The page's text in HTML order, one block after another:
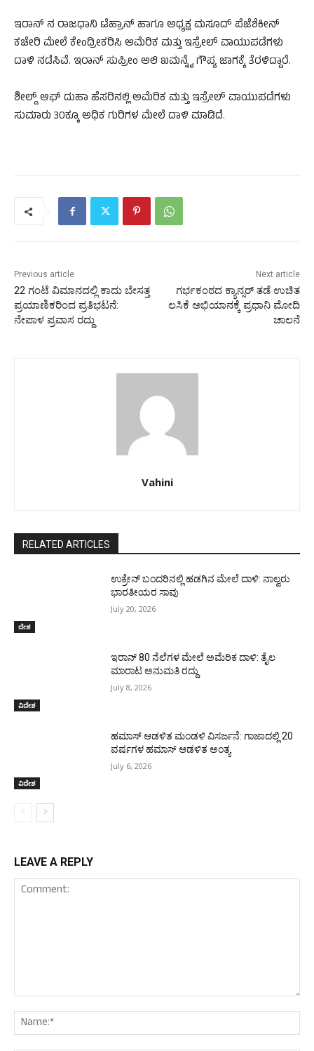
ಇರಾನ್‌ ನ ರಾಜಧಾನಿ ಟೆಹ್ರಾನ್‌ ಹಾಗೂ ಅಧ್ಯಕ್ಷ ಮಸೂದ್‌ ಪೆಜೆಶೆಕೀನ್‌
ಕಚೇರಿ ಮೇಲೆ ಕೇಂದ್ರೀಕರಿಸಿ ಅಮೆರಿಕ ಮತ್ತು ಇಸ್ರೇಲ್ ವಾಯುಪಡೆಗಳು
ದಾಳಿ ನಡೆಸಿವೆ. ಇರಾನ್‌ ಸುಪ್ರೀಂ ಅಲಿ ಖಮನ್ನೈ ಗೌಪ್ಯ ಜಾಗಕ್ಕೆ ತೆರಳಿದ್ದಾರೆ.
ಶೀಲ್ಡ್‌ ಆಫ್‌ ದುಹಾ ಹೆಸರಿನಲ್ಲಿ ಅಮೆರಿಕ ಮತ್ತು ಇಸ್ರೇಲ್‌ ವಾಯುಪಡೆಗಳು
ಸುಮಾರು 30ಕ್ಕೂ ಅಧಿಕ ಗುರಿಗಳ ಮೇಲೆ ದಾಳಿ ಮಾಡಿದೆ.
Previous article
22 ಗಂಟೆ ವಿಮಾನದಲ್ಲಿ ಕಾದು ಬೇಸತ್ತ
ಪ್ರಯಾಣಿಕರಿಂದ ಪ್ರತಿಭಟನೆ:
ನೇಪಾಳ ಪ್ರವಾಸ ರದ್ದು
Next article
ಗರ್ಭಕಂಠದ ಕ್ಯಾನ್ಸರ್ ತಡೆ ಉಚಿತ
ಲಸಿಕೆ ಅಭಿಯಾನಕ್ಕೆ ಪ್ರಧಾನಿ ಮೋದಿ
ಚಾಲನೆ
Vahini
RELATED ARTICLES
ದೇಶ
ಉಕ್ರೇನ್‌ ಬಂದರಿನಲ್ಲಿ ಹಡಗಿನ ಮೇಲೆ ದಾಳಿ: ನಾಲ್ವರು
ಭಾರತೀಯರ ಸಾವು
July 20, 2026
ವಿದೇಶ
ಇರಾನ್‌ 80 ನೆಲೆಗಳ ಮೇಲೆ ಅಮೆರಿಕ ದಾಳಿ: ತೈಲ
ಮಾರಾಟ ಅನುಮತಿ ರದ್ದು
July 8, 2026
ವಿದೇಶ
ಹಮಾಸ್ ಆಡಳಿತ ಮಂಡಳಿ ವಿಸರ್ಜನೆ: ಗಾಜಾದಲ್ಲಿ 20
ವರ್ಷಗಳ ಹಮಾಸ್ ಆಡಳಿತ ಅಂತ್ಯ
July 6, 2026
LEAVE A REPLY